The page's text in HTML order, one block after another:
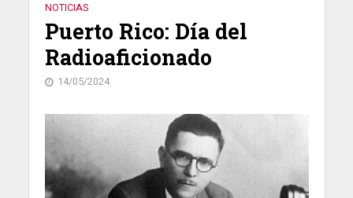
NOTICIAS
Puerto Rico: Día del
Radioaficionado
14/05/2024